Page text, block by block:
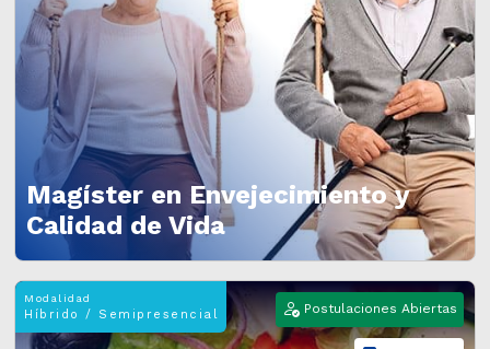
Magíster en Envejecimiento y
Calidad de Vida
Modalidad
Híbrido / Semipresencial Postulaciones Abiertas